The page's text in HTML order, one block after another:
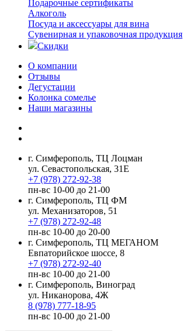
Подарочные сертификаты
Алкоголь
Посуда и аксессуары для вина
Сувенирная и упаковочная продукция
Скидки
О компании
Отзывы
Дегустации
Колонка сомелье
Наши магазины
г. Симферополь, ТЦ Лоцман
ул. Севастопольская, 31Е
+7 (978) 272-92-38
пн-вс 10-00 до 21-00
г. Симферополь, ТЦ ФМ
ул. Механизаторов, 51
+7 (978) 272-92-48
пн-вс 10-00 до 20-00
г. Симферополь, ТЦ МЕГАНОМ
Евпаторийское шоссе, 8
+7 (978) 272-92-40
пн-вс 10-00 до 21-00
г. Симферополь, Виноград
ул. Никанорова, 4Ж
8 (978) 777-18-95
пн-вс 10-00 до 21-00